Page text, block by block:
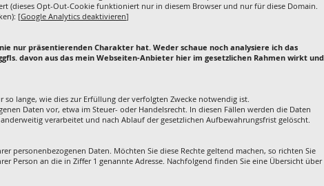
(dieses Opt-Out-Cookie funktioniert nur in diesem Browser und nur für diese Domain.
[Google Analytics deaktivieren]
nur präsentierenden Charakter hat. Weder schaue noch analysiere ich das
davon aus das mein Webseiten-Anbieter hier im gesetzlichen Rahmen wirkt und
lange, wie dies zur Erfüllung der verfolgten Zwecke notwendig ist.
Daten vor, etwa im Steuer- oder Handelsrecht. In diesen Fällen werden die Daten
verarbeitet und nach Ablauf der gesetzlichen Aufbewahrungsfrist gelöscht.
personenbezogenen Daten. Möchten Sie diese Rechte geltend machen, so richten Sie
Person an die in Ziffer 1 genannte Adresse. Nachfolgend finden Sie eine Übersicht über